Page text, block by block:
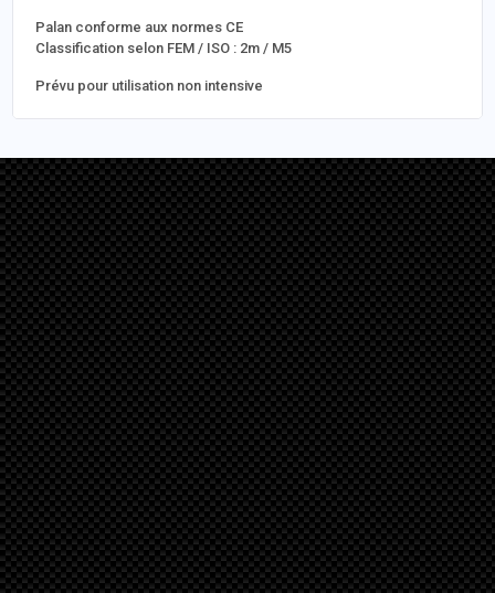
Palan conforme aux normes CE
Classification selon FEM / ISO : 2m / M5
Prévu pour utilisation non intensive